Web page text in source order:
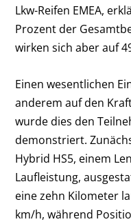
Lkw-Reifen EMEA,
Prozent der
wirken sich aber auf
Einen wesentlichen
anderem auf den
wurde dies den
demonstriert.
Hybrid HS5, einem
Laufleistung,
eine zehn Kilometer
km/h, während